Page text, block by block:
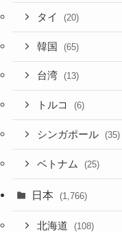
タイ (20)
韓国 (65)
台湾 (13)
トルコ (6)
シンガポール (35)
ベトナム (25)
日本 (1,766)
北海道 (108)